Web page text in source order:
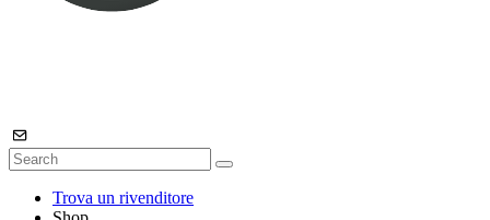
Trova un rivenditore